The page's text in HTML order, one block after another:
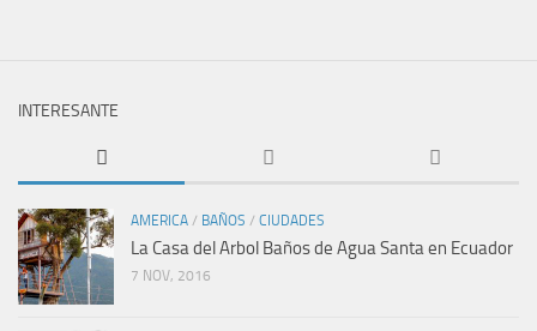
INTERESANTE
AMERICA / BAÑOS / CIUDADES
La Casa del Arbol Baños de Agua Santa en Ecuador
7 NOV, 2016